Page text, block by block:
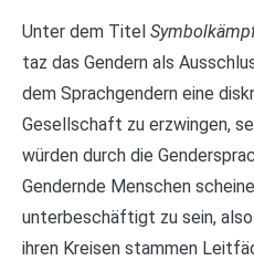
Unter dem Titel
taz das Gendern als
dem Sprachgendern eine
Gesellschaft zu erzwingen,
würden durch die
Gendernde Menschen
unterbeschäftigt zu sein, also
ihren Kreisen stammen